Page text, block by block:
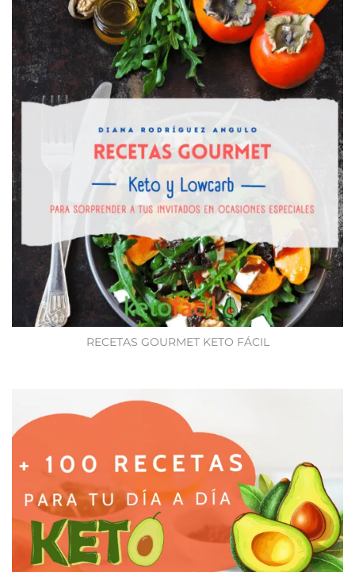
RECETAS GOURMET KETO FÁCIL